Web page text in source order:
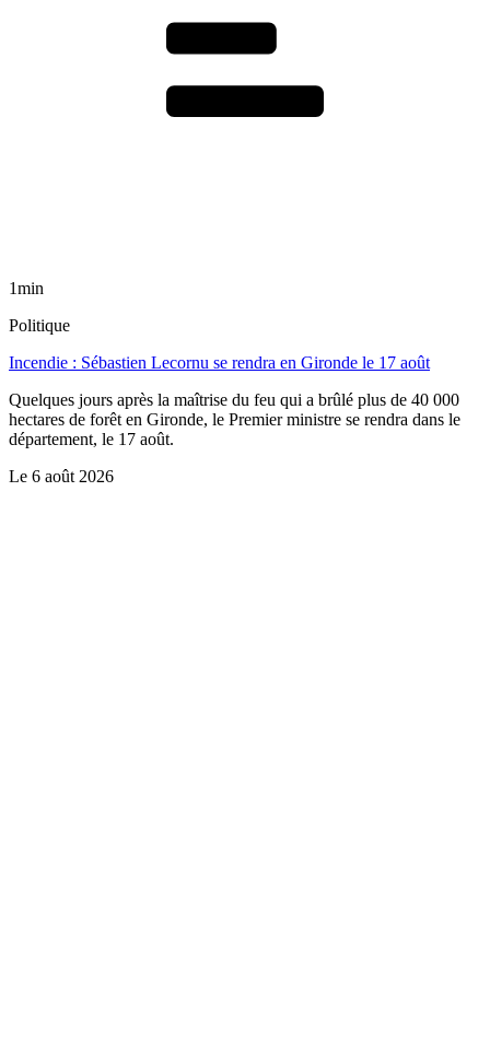
1min
Politique
Incendie : Sébastien Lecornu se rendra en Gironde le 17 août
Quelques jours après la maîtrise du feu qui a brûlé plus de 40 000
hectares de forêt en Gironde, le Premier ministre se rendra dans le
département, le 17 août.
Le 6 août 2026